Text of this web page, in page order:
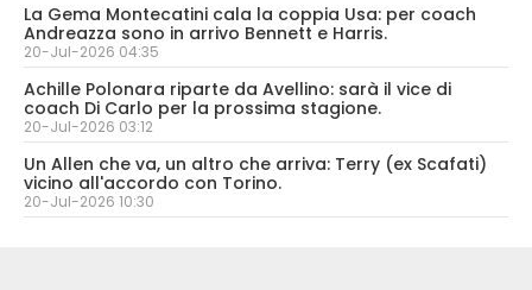
La Gema Montecatini cala la coppia Usa: per coach
Andreazza sono in arrivo Bennett e Harris.
20-Jul-2026 04:35
Achille Polonara riparte da Avellino: sarà il vice di
coach Di Carlo per la prossima stagione.
20-Jul-2026 03:12
Un Allen che va, un altro che arriva: Terry (ex Scafati)
vicino all'accordo con Torino.
20-Jul-2026 10:30